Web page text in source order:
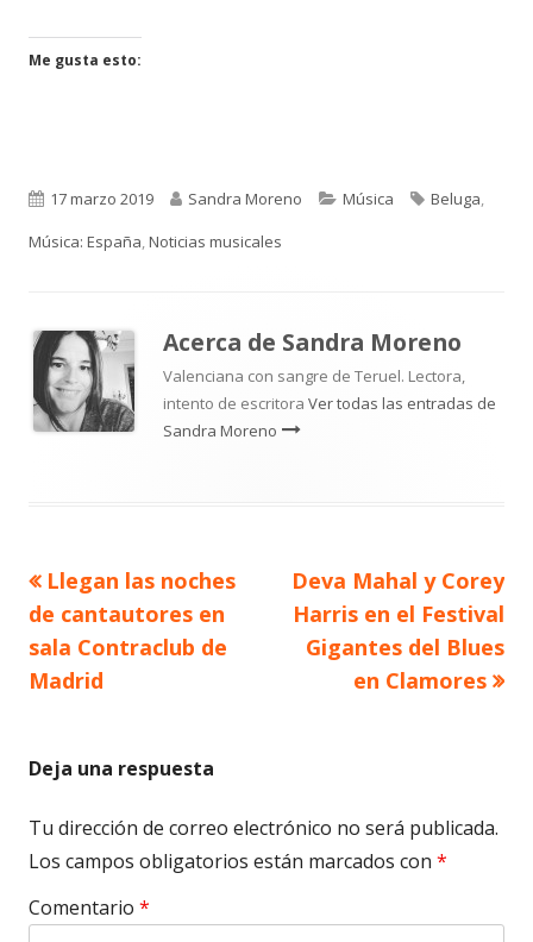
Me gusta esto:
Publicado
el
17 marzo 2019 Autor
Sandra Moreno Categorías
Música Etiquetas
Beluga,
Música: España,Noticias musicales
Acerca de Sandra Moreno
Valenciana con sangre de Teruel. Lectora,
intento de escritora Ver todas las entradas de
Sandra Moreno
Navegación
de
entradas
Artículo
anterior
Llegan las noches
de cantautores en
sala Contraclub de
Madrid
Artículo
siguiente
Deva Mahal y Corey
Harris en el Festival
Gigantes del Blues
en Clamores
Deja una respuesta
Tu dirección de correo electrónico no será publicada.
Los campos obligatorios están marcados con *
Comentario *